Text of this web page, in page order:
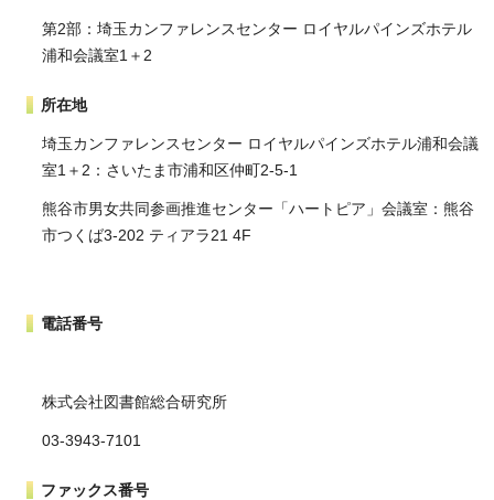
第2部：埼玉カンファレンスセンター ロイヤルパインズホテル
浦和会議室1＋2
所在地
埼玉カンファレンスセンター ロイヤルパインズホテル浦和会議
室1＋2：さいたま市浦和区仲町2-5-1
熊谷市男女共同参画推進センター「ハートピア」会議室：熊谷
市つくば3-202 ティアラ21 4F
電話番号
株式会社図書館総合研究所
03-3943-7101
ファックス番号